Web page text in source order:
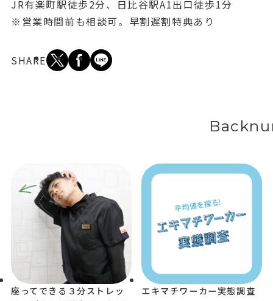
JR有楽町駅徒歩2分、日比谷駅A1出口徒歩1分
※営業時間前も相談可。早割遅割特典あり
SHARE
座ってできる３分ストレッ
エキマチワーカー実態調査